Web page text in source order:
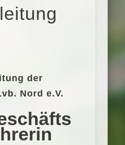
der
Nord e.V.